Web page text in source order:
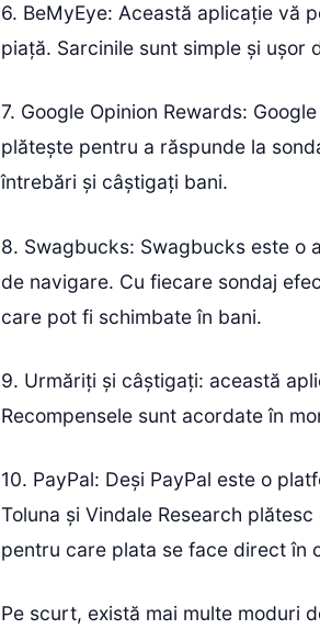
6. BeMyEye: Această aplicație vă
piață. Sarcinile sunt simple și ușor
7. Google Opinion Rewards:
plătește pentru a răspunde la
întrebări și câștigați bani.
8. Swagbucks: Swagbucks este o
de navigare. Cu fiecare sondaj
care pot fi schimbate în bani.
9. Urmăriți și câștigați: această
Recompensele sunt acordate în
10. PayPal: Deși PayPal este o
Toluna și Vindale Research
pentru care plata se face direct în
Pe scurt, există mai multe moduri